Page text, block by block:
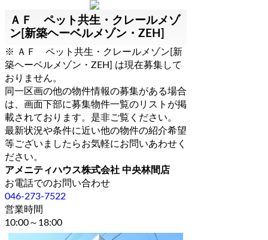
ＡＦ ペット共生・クレールメゾ
ン[新築ヘーベルメゾン・ZEH]
※ ＡＦ ペット共生・クレールメゾン[新
築ヘーベルメゾン・ZEH] は現在募集して
おりません。
同一区画の他の物件情報の募集がある場合
は、画面下部に募集物件一覧のリストが掲
載されております。是非ご覧ください。
最新状況や条件に近い他の物件の紹介希望
等ございましたらお気軽にお問いあわせく
ださい。
アメニティハウス株式会社 中央林間店
お電話でのお問い合わせ
046-273-7522
営業時間
10:00～18:00